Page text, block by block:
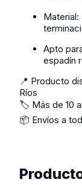
Apto
espadín
📍 Producto
Ríos
🏷️ Más de 10
📦 Envíos a